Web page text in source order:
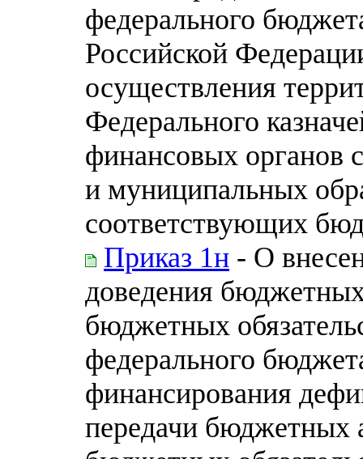
федерального
Российской
осуществления
Федерального
финансовых органов
и муниципальных
соответствующих
Приказ 1н - О
доведения
бюджетных
федерального
финансирования
передачи бюджетных